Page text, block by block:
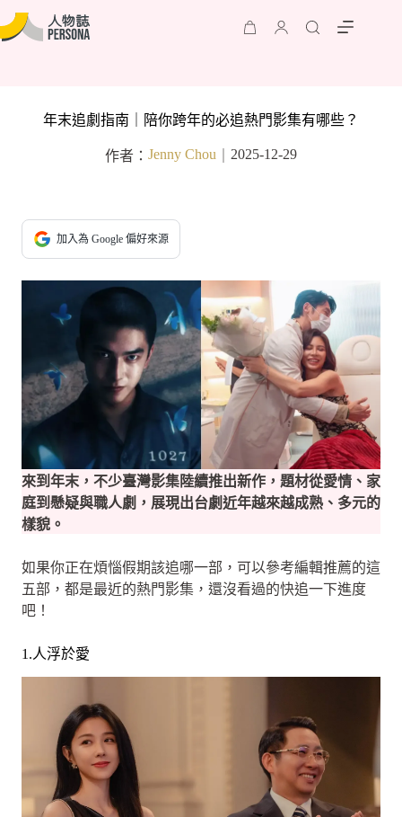
年末追劇指南｜陪你跨年的必追熱門影集有哪些？
作者： Jenny Chou 2025-12-29
加入為 Google 偏好來源
來到年末，不少臺灣影集陸續推出新作，題材從愛情、家
庭到懸疑與職人劇，展現出台劇近年越來越成熟、多元的
樣貌。
如果你正在煩惱假期該追哪一部，可以參考編輯推薦的這
五部，都是最近的熱門影集，還沒看過的快追一下進度
吧！
1.人浮於愛